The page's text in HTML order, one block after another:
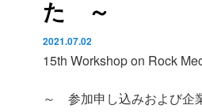
た ～
2021.07.02
15th Workshop on Rock
～ 参加申し込みおよび企